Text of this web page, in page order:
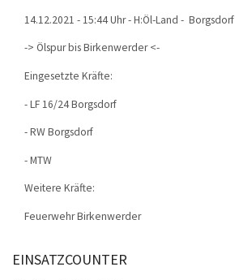
14.12.2021 - 15:44 Uhr - H:Öl-Land - Borgsdorf
-> Ölspur bis Birkenwerder <-
Eingesetzte Kräfte:
- LF 16/24 Borgsdorf
- RW Borgsdorf
- MTW
Weitere Kräfte:
Feuerwehr Birkenwerder
EINSATZCOUNTER